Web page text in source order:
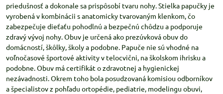
priedušnosť a dokonale sa prispôsobí tvaru nohy. Stielka papučky je
vyrobená v kombinácii s anatomicky tvarovaným klenkom, čo
zabezpečuje dieťaťu pohodlnú a bezpečnú chôdzu a podporuje
zdravý vývoj nohy. Obuv je určená ako prezúvková obuv do
domácností, škôlky, školy a podobne. Papuče nie sú vhodné na
voľnočasové športové aktivity v telocvični, na školskom ihrisku a
podobne. Obuv má certifikát o zdravotnej a hygienickej
nezávadnosti. Okrem toho bola posudzovaná komisiou odborníkov
a špecialistov z pohľadu ortopédie, pediatrie, modelingu obuvi,